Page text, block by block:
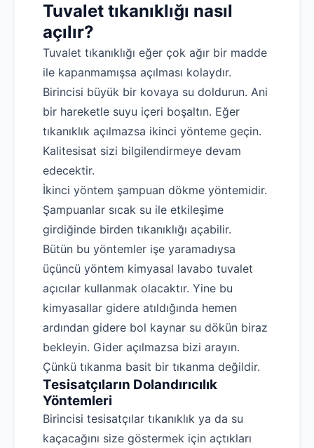
Tuvalet tıkanıklığı nasıl
açılır?
Tuvalet tıkanıklığı eğer çok ağır bir madde
ile kapanmamışsa açılması kolaydır.
Birincisi büyük bir kovaya su doldurun. Ani
bir hareketle suyu içeri boşaltın. Eğer
tıkanıklık açılmazsa ikinci yönteme geçin.
Kalitesisat sizi bilgilendirmeye devam
edecektir.
İkinci yöntem şampuan dökme yöntemidir.
Şampuanlar sıcak su ile etkileşime
girdiğinde birden tıkanıklığı açabilir.
Bütün bu yöntemler işe yaramadıysa
üçüncü yöntem kimyasal lavabo tuvalet
açıcılar kullanmak olacaktır. Yine bu
kimyasallar gidere atıldığında hemen
ardından gidere bol kaynar su dökün biraz
bekleyin. Gider açılmazsa bizi arayın.
Çünkü tıkanma basit bir tıkanma değildir.
Tesisatçıların Dolandırıcılık
Yöntemleri
Birincisi tesisatçılar tıkanıklık ya da su
kaçacağını size göstermek için açtıkları